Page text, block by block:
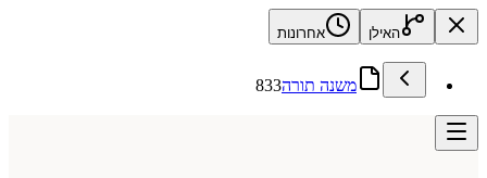
האילן אחרונות
משנה תורה833